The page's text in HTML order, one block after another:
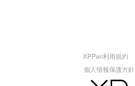
XPPen利用規約
個人情報保護方針